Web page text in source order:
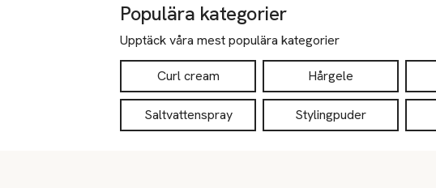
Populära kategorier
Upptäck våra mest populära kategorier
Curl cream Hårgele
Saltvattenspray Stylingpuder